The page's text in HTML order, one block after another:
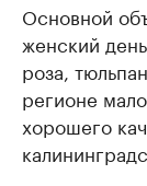
Основной
женский
роза,
регионе
хорошего